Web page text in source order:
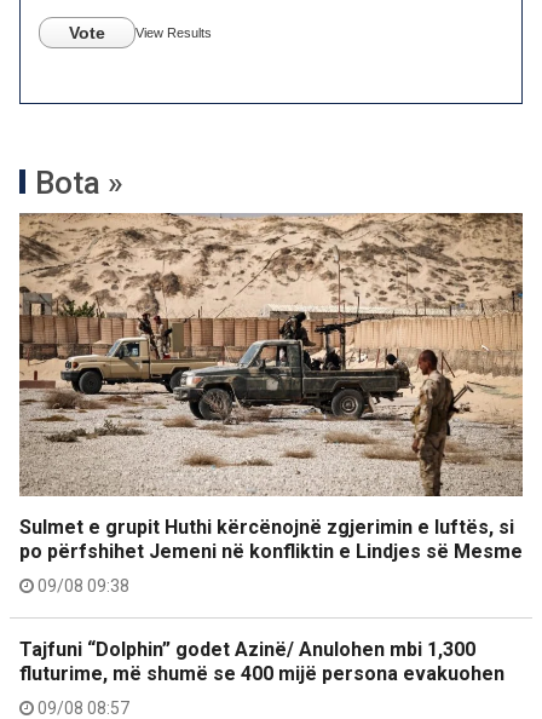
Vote View Results
Bota »
Sulmet e grupit Huthi kërcënojnë zgjerimin e luftës, si
po përfshihet Jemeni në konfliktin e Lindjes së Mesme
09/08 09:38
Tajfuni “Dolphin” godet Azinë/ Anulohen mbi 1,300
fluturime, më shumë se 400 mijë persona evakuohen
09/08 08:57